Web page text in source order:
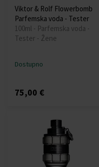
Viktor & Rolf Flowerbomb
Parfemska voda - Tester
100ml - Parfemska voda -
Tester - Žene
Dostupno
75,00 €